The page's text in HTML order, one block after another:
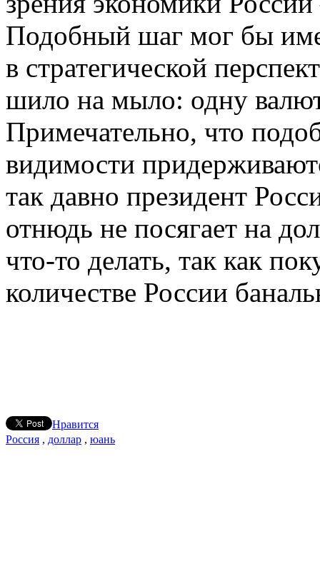
Подобный шаг мог бы
в стратегической
шило на мыло: одну
Примечательно, что
видимости
так давно президент
отнюдь не посягает на
что-то делать, так как
количестве России
Нравится
Россия , доллар , юань